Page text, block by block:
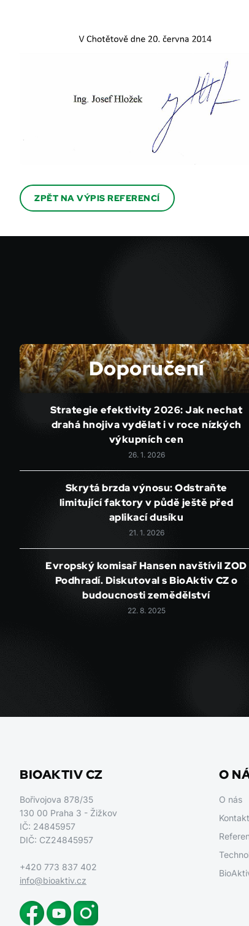
ZPĚT NA VÝPIS REFERENCÍ
Doporučení
Strategie efektivity 2026: Jak nechat
drahá hnojiva vydělat i v roce nízkých
výkupních cen
26. 1. 2026
Skrytá brzda výnosu: Odstraňte
limitující faktory v půdě ještě před
aplikací dusíku
21. 1. 2026
Evropský komisař Hansen navštívil ZOD
Podhradí. Diskutoval s BioAktiv CZ o
budoucnosti zemědělství
22. 8. 2025
BIOAKTIV CZ
Bořivojova 878/35
130 00 Praha 3 - Žižkov
IČ: 24845957
DIČ: CZ24845957
+420 773 837 402
info@bioaktiv.cz
O
O nás